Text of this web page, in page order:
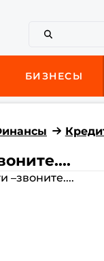
БИЗНЕСЫ